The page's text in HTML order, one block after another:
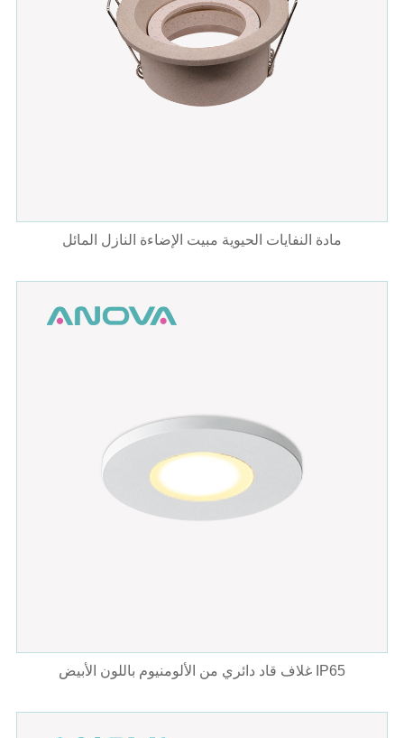
مادة النفايات الحيوية مبيت الإضاءة النازل المائل
غلاف قاد دائري من الألومنيوم باللون الأبيض IP65